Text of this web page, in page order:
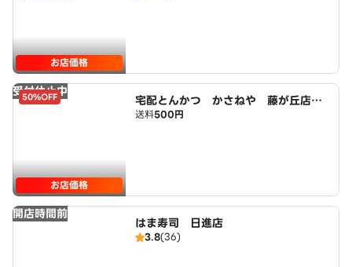
お店価格
受付休止中
50%OFF
お店価格
宅配とんかつ かさねや 藤が丘店
広域店
送料500円
開店時間前
はま寿司 日進店
3.8(36)